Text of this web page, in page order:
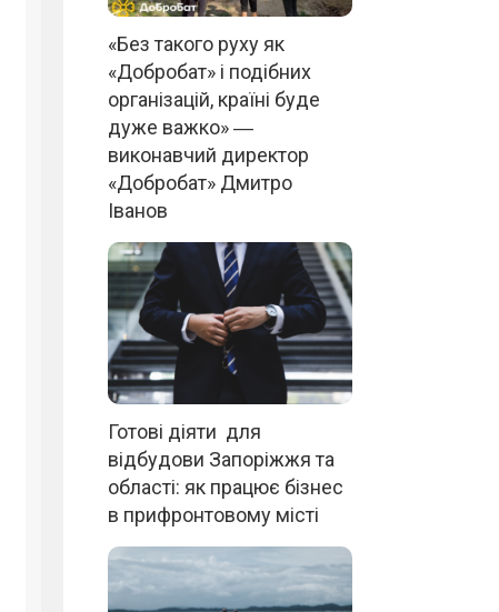
«Без такого руху як
«Добробат» і подібних
організацій, країні буде
дуже важко» ―
виконавчий директор
«Добробат» Дмитро
Іванов
Готові діяти для
відбудови Запоріжжя та
області: як працює бізнес
в прифронтовому місті